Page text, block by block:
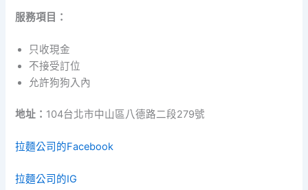
服務項目：
只收現金
不接受訂位
允許狗狗入內
地址： 104台北市中山區八德路二段279號
拉麵公司的Facebook
拉麵公司的IG